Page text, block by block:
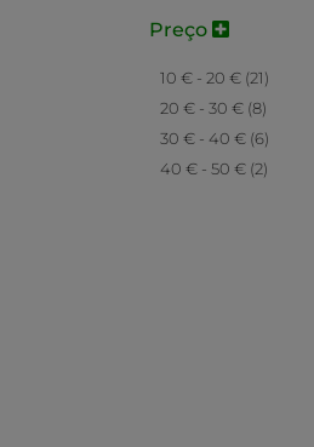
Preço
10 € - 20 € (21)
20 € - 30 € (8)
30 € - 40 € (6)
40 € - 50 € (2)